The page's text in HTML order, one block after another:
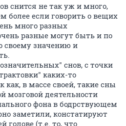
снится не так уж и много,
более если говорить о вещих
много разных
разные могут быть и по
своему значению и
снов, с точки
каких-то
как, в массе своей, такие сны
мозговой деятельности
фона в бодрствующем
заметили, констатируют
голове (т.е. то, что